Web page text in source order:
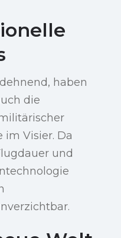
haben
die
Visier. Da
und